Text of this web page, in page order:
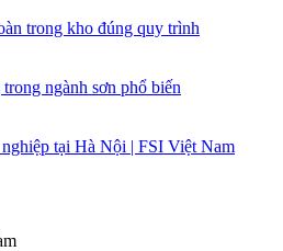
trong kho đúng quy trình
ngành sơn phổ biến
tại Hà Nội | FSI Việt Nam